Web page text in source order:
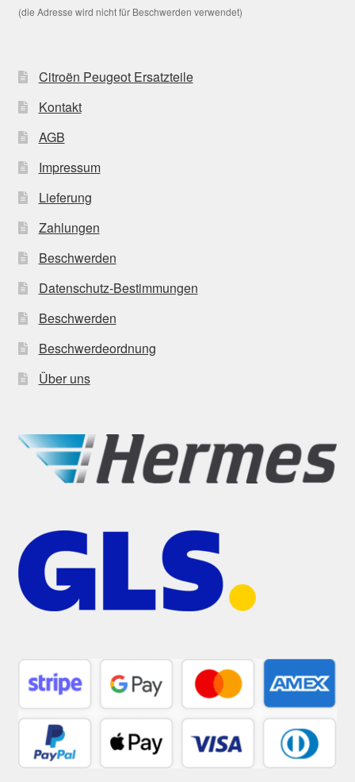
(die Adresse wird nicht für Beschwerden verwendet)
Citroën Peugeot Ersatzteile
Kontakt
AGB
Impressum
Lieferung
Zahlungen
Beschwerden
Datenschutz-Bestimmungen
Beschwerden
Beschwerdeordnung
Über uns